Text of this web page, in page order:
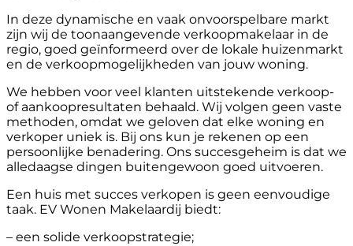
In deze dynamische en vaak onvoorspelbare markt
zijn wij de toonaangevende verkoopmakelaar in de
regio, goed geïnformeerd over de lokale huizenmarkt
en de verkoopmogelijkheden van jouw woning.
We hebben voor veel klanten uitstekende verkoop-
of aankoopresultaten behaald. Wij volgen geen vaste
methoden, omdat we geloven dat elke woning en
verkoper uniek is. Bij ons kun je rekenen op een
persoonlijke benadering. Ons succesgeheim is dat we
alledaagse dingen buitengewoon goed uitvoeren.
Een huis met succes verkopen is geen eenvoudige
taak. EV Wonen Makelaardij biedt:
– een solide verkoopstrategie;